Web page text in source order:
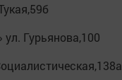
ул. Гурьянова,100